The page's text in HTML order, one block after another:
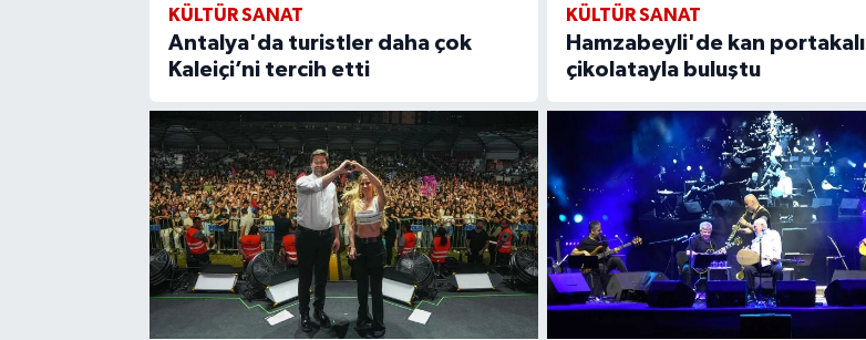
KÜLTÜR SANAT
Antalya'da turistler daha çok
Kaleiçi’ni tercih etti
KÜLTÜR SANAT
Hamzabeyli'de kan portakalı
çikolatayla buluştu